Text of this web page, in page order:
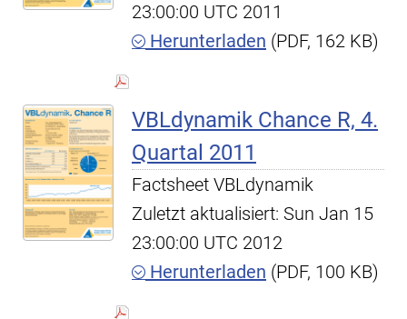
23:00:00 UTC 2011
Herunterladen (PDF, 162 KB)
VBLdynamik Chance R, 4.
Quartal 2011
Factsheet VBLdynamik
Zuletzt aktualisiert: Sun Jan 15
23:00:00 UTC 2012
Herunterladen (PDF, 100 KB)